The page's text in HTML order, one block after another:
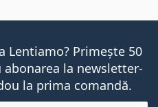
Lentiamo? Primește 50
la newsletter-
la prima comandă.